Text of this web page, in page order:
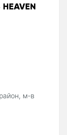
м-в